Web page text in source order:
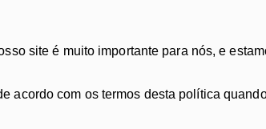
site é muito importante para nós, e
acordo com os termos desta política